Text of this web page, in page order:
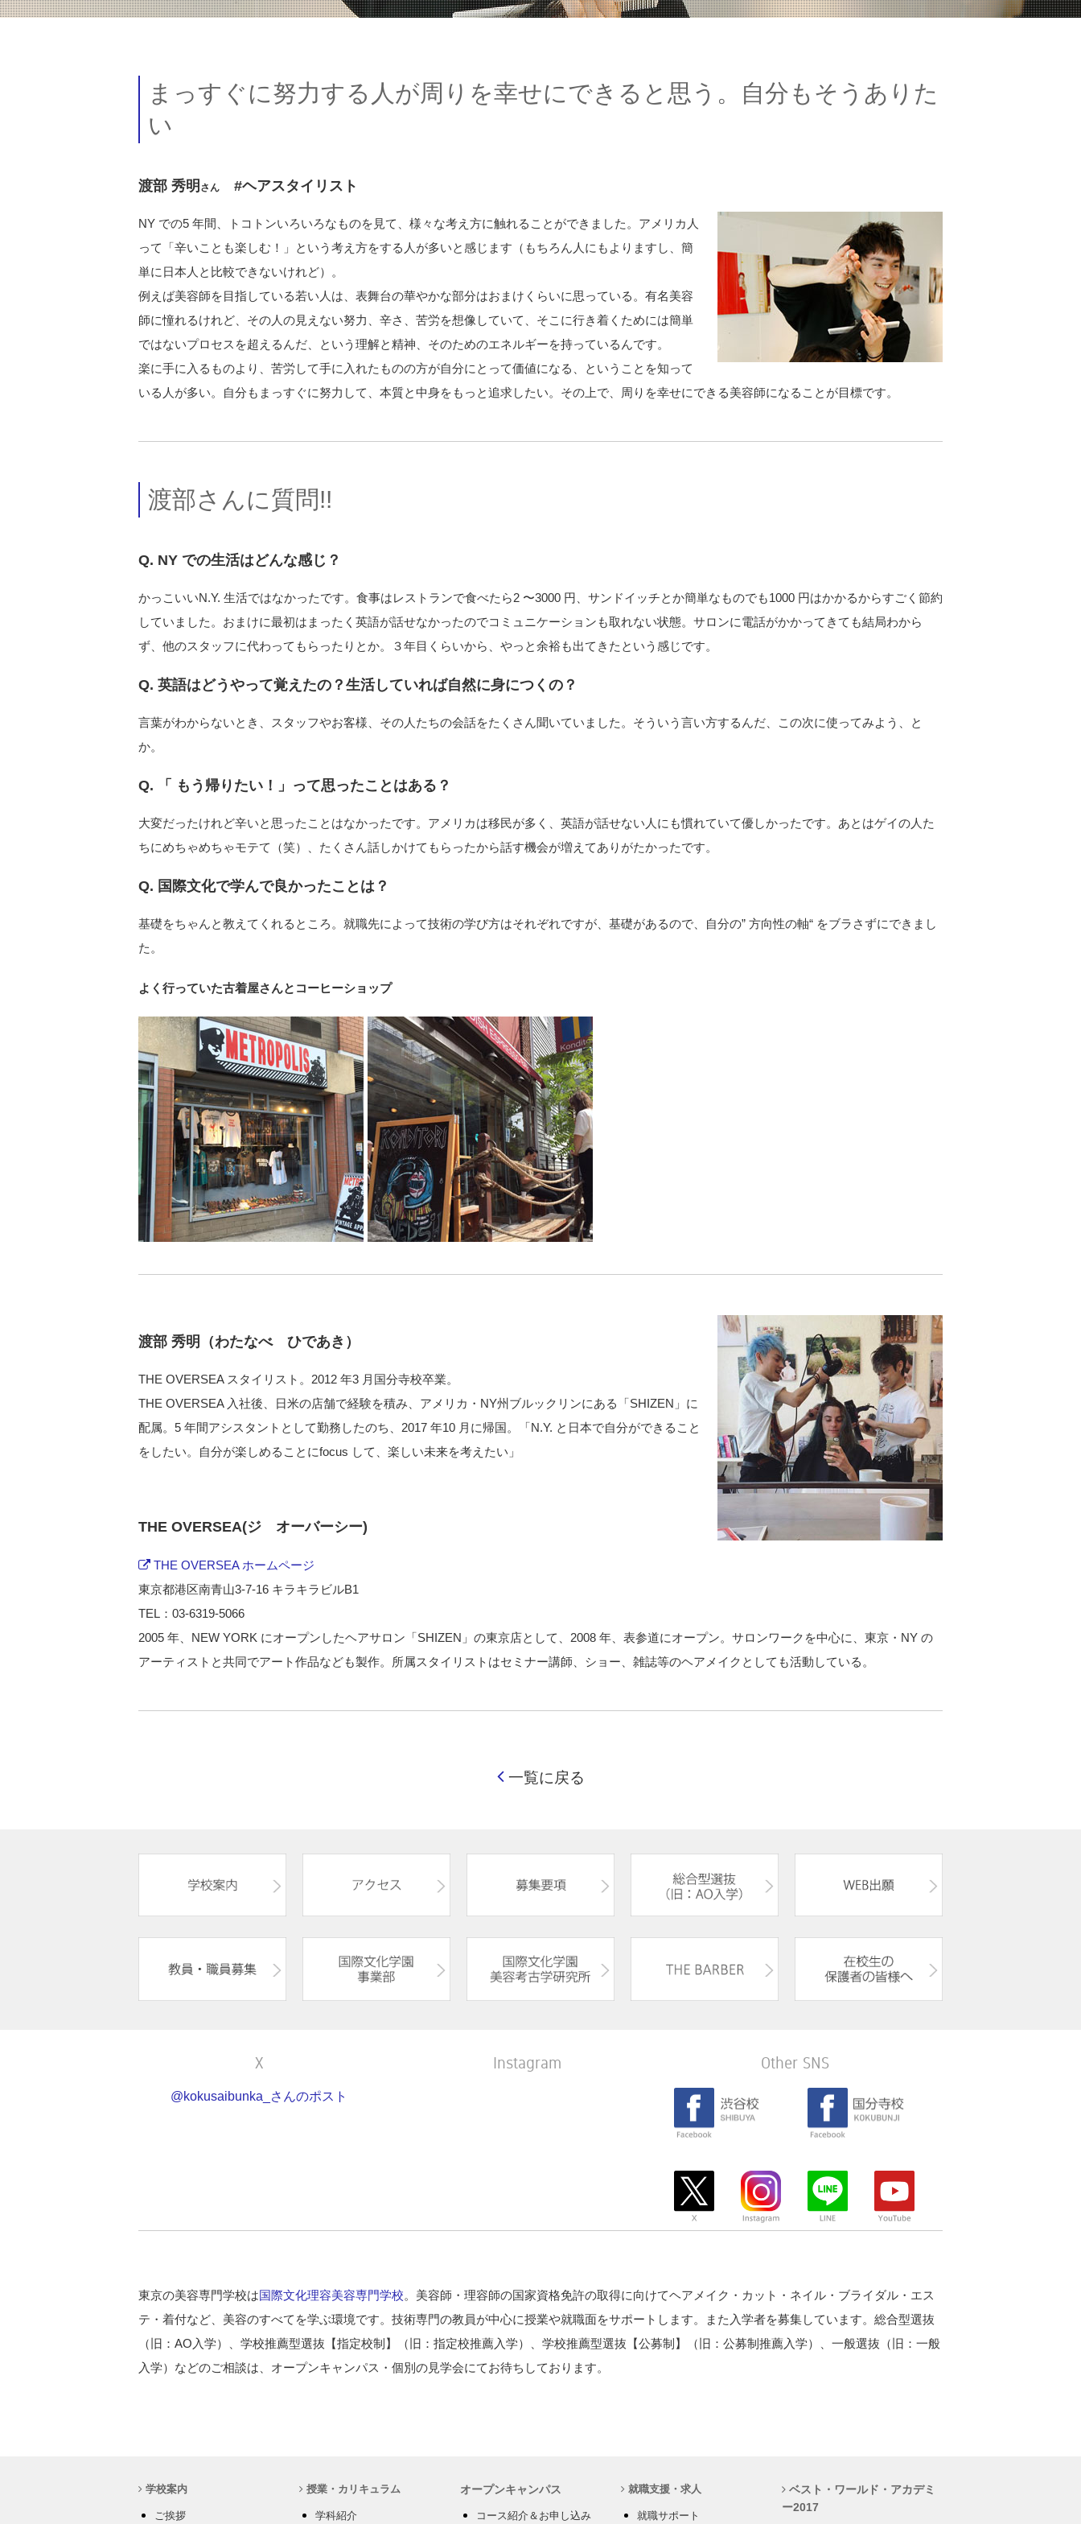
まっすぐに努力する人が周りを幸せにできると思う。自分もそうありた
い
渡部 秀明 さん #ヘアスタイリスト
NY での5 年間、トコトンいろいろなものを見て、様々な考え方に触れることができました。アメリカ人
って「辛いことも楽しむ！」という考え方をする人が多いと感じます（もちろん人にもよりますし、簡
単に日本人と比較できないけれど）。
例えば美容師を目指している若い人は、表舞台の華やかな部分はおまけくらいに思っている。有名美容
師に憧れるけれど、その人の見えない努力、辛さ、苦労を想像していて、そこに行き着くためには簡単
ではないプロセスを超えるんだ、という理解と精神、そのためのエネルギーを持っているんです。
楽に手に入るものより、苦労して手に入れたものの方が自分にとって価値になる、ということを知って
いる人が多い。自分もまっすぐに努力して、本質と中身をもっと追求したい。その上で、周りを幸せにできる美容師になることが目標です。
渡部さんに質問!!
Q. NY での生活はどんな感じ？
かっこいいN.Y. 生活ではなかったです。食事はレストランで食べたら2 〜3000 円、サンドイッチとか簡単なものでも1000 円はかかるからすごく節約
していました。おまけに最初はまったく英語が話せなかったのでコミュニケーションも取れない状態。サロンに電話がかかってきても結局わから
ず、他のスタッフに代わってもらったりとか。３年目くらいから、やっと余裕も出てきたという感じです。
Q. 英語はどうやって覚えたの？生活していれば自然に身につくの？
言葉がわからないとき、スタッフやお客様、その人たちの会話をたくさん聞いていました。そういう言い方するんだ、この次に使ってみよう、と
か。
Q. 「 もう帰りたい！」って思ったことはある？
大変だったけれど辛いと思ったことはなかったです。アメリカは移民が多く、英語が話せない人にも慣れていて優しかったです。あとはゲイの人た
ちにめちゃめちゃモテて（笑）、たくさん話しかけてもらったから話す機会が増えてありがたかったです。
Q. 国際文化で学んで良かったことは？
基礎をちゃんと教えてくれるところ。就職先によって技術の学び方はそれぞれですが、基礎があるので、自分の” 方向性の軸“ をブラさずにできまし
た。
よく行っていた古着屋さんとコーヒーショップ
渡部 秀明（わたなべ ひであき）
THE OVERSEA スタイリスト。2012 年3 月国分寺校卒業。
THE OVERSEA 入社後、日米の店舗で経験を積み、アメリカ・NY州ブルックリンにある「SHIZEN」に
配属。5 年間アシスタントとして勤務したのち、2017 年10 月に帰国。「N.Y. と日本で自分ができること
をしたい。自分が楽しめることにfocus して、楽しい未来を考えたい」
THE OVERSEA(ジ オーバーシー)
THE OVERSEA ホームページ
東京都港区南青山3-7-16 キラキラビルB1
TEL：03-6319-5066
2005 年、NEW YORK にオープンしたヘアサロン「SHIZEN」の東京店として、2008 年、表参道にオープン。サロンワークを中心に、東京・NY の
アーティストと共同でアート作品なども製作。所属スタイリストはセミナー講師、ショー、雑誌等のヘアメイクとしても活動している。
一覧に戻る
X
@kokusaibunka_さんのポスト
Instagram Other SNS
東京の美容専門学校は国際文化理容美容専門学校。美容師・理容師の国家資格免許の取得に向けてヘアメイク・カット・ネイル・ブライダル・エス
テ・着付など、美容のすべてを学ぶ環境です。技術専門の教員が中心に授業や就職面をサポートします。また入学者を募集しています。総合型選抜
（旧：AO入学）、学校推薦型選抜【指定校制】（旧：指定校推薦入学）、学校推薦型選抜【公募制】（旧：公募制推薦入学）、一般選抜（旧：一般
入学）などのご相談は、オープンキャンパス・個別の見学会にてお待ちしております。
学校案内
ご挨拶
授業・カリキュラム
学科紹介
オープンキャンパス
コース紹介＆お申し込み
就職支援・求人
就職サポート
ベスト・ワールド・アカデミ
ー2017